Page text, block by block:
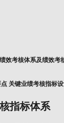
效考核体系及绩效考
关键业绩考核指标
指标体系